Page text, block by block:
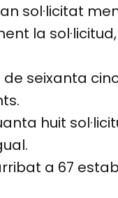
sol·licitat
la
seixanta
huit
a 67